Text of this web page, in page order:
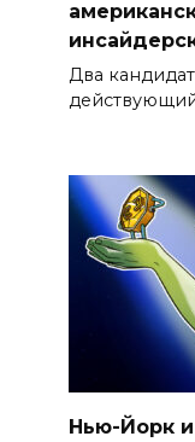
Два
Нью-Йорк